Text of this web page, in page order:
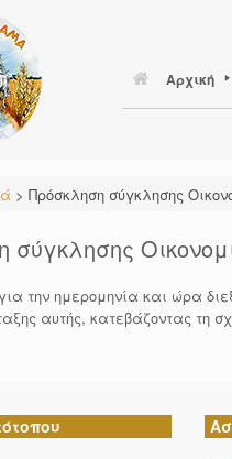
Αρχική
> Πρόσκληση σύγκλησης
σύγκλησης
την ημερομηνία και ώρα
αυτής, κατεβάζοντας τη